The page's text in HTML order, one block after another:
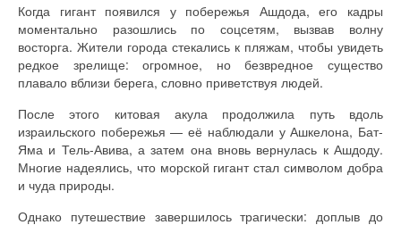
Когда гигант появился у побережья Ашдода, его кадры
моментально разошлись по соцсетям, вызвав волну
восторга. Жители города стекались к пляжам, чтобы увидеть
редкое зрелище: огромное, но безвредное существо
плавало вблизи берега, словно приветствуя людей.
После этого китовая акула продолжила путь вдоль
израильского побережья — её наблюдали у Ашкелона, Бат-
Яма и Тель-Авива, а затем она вновь вернулась к Ашдоду.
Многие надеялись, что морской гигант стал символом добра
и чуда природы.
Однако путешествие завершилось трагически: доплыв до